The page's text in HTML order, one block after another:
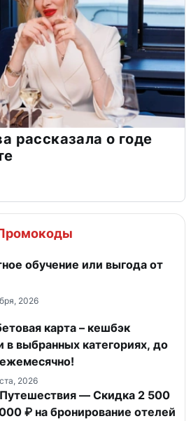
рассказала о годе
обучение или выгода от
2026
карта – кешбэк
в выбранных категориях, до
2026
— Скидка 2 500
₽ на бронирование отелей